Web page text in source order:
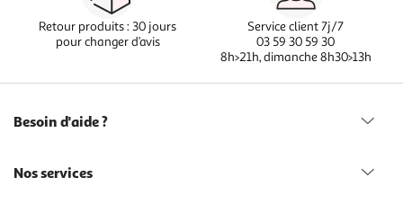
Retour produits : 30 jours
pour changer d’avis
Service client 7j/7
03 59 30 59 30
8h>21h, dimanche 8h30>13h
Besoin d'aide ?
Nos services